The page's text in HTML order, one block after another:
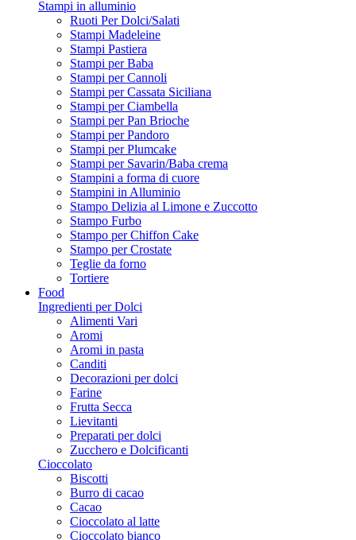
Stampi in alluminio
Ruoti Per Dolci/Salati
Stampi Madeleine
Stampi Pastiera
Stampi per Baba
Stampi per Cannoli
Stampi per Cassata Siciliana
Stampi per Ciambella
Stampi per Pan Brioche
Stampi per Pandoro
Stampi per Plumcake
Stampi per Savarin/Baba crema
Stampini a forma di cuore
Stampini in Alluminio
Stampo Delizia al Limone e Zuccotto
Stampo Furbo
Stampo per Chiffon Cake
Stampo per Crostate
Teglie da forno
Tortiere
Food
Ingredienti per Dolci
Alimenti Vari
Aromi
Aromi in pasta
Canditi
Decorazioni per dolci
Farine
Frutta Secca
Lievitanti
Preparati per dolci
Zucchero e Dolcificanti
Cioccolato
Biscotti
Burro di cacao
Cacao
Cioccolato al latte
Cioccolato bianco